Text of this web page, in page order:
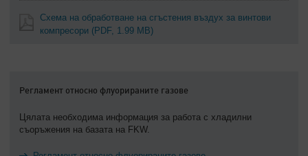
Схема на обработване на сгъстения въздух за винтови
компресори (PDF, 1.99 MB)
Регламент относно флуорираните газове
Цялата необходима информация за работа с хладилни
съоръжения на базата на FKW.